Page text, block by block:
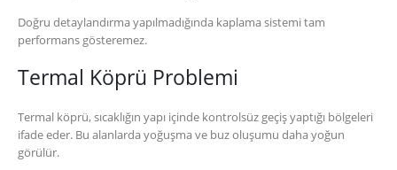
Doğru detaylandırma yapılmadığında kaplama sistemi tam
performans gösteremez.
Termal Köprü Problemi
Termal köprü, sıcaklığın yapı içinde kontrolsüz geçiş yaptığı bölgeleri
ifade eder. Bu alanlarda yoğuşma ve buz oluşumu daha yoğun
görülür.